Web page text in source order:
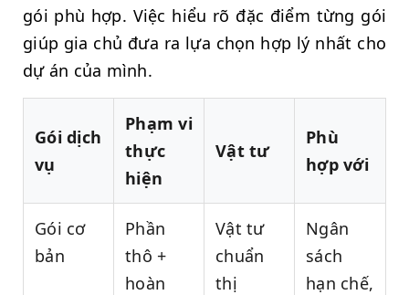
gói phù hợp. Việc hiểu rõ đặc điểm từng gói
giúp gia chủ đưa ra lựa chọn hợp lý nhất cho
dự án của mình.
Gói dịch
vụ
Phạm vi
thực
hiện
Vật tư
Phù
hợp với
Gói cơ
bản
Phần
thô +
hoàn
Vật tư
chuẩn
thị
Ngân
sách
hạn chế,